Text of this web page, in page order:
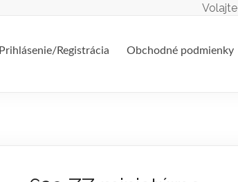
Volajte
Prihlásenie/Registrácia Obchodné podmienky